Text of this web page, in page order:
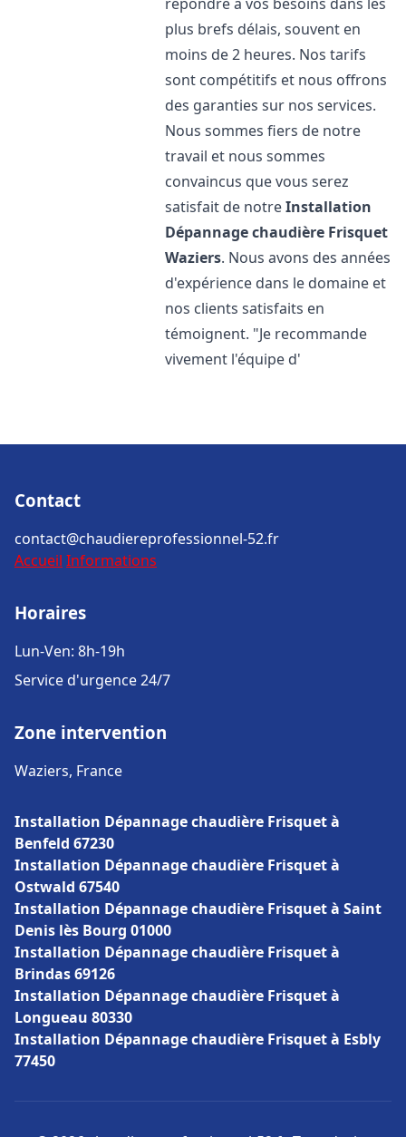
plus brefs délais, souvent en
moins de 2 heures. Nos tarifs
sont compétitifs et nous offrons
des garanties sur nos services.
Nous sommes fiers de notre
travail et nous sommes
convaincus que vous serez
satisfait de notreInstallation
Dépannage chaudière Frisquet
Waziers. Nous avons des années
d'expérience dans le domaine et
nos clients satisfaits en
témoignent. "Je recommande
vivement l'équipe d'
Contact
contact@chaudiereprofessionnel-52.fr
Accueil Informations
Horaires
Lun-Ven: 8h-19h
Service d'urgence 24/7
Zone intervention
Waziers, France
Installation Dépannage chaudière Frisquet à
Benfeld 67230
Installation Dépannage chaudière Frisquet à
Ostwald 67540
Installation Dépannage chaudière Frisquet à Saint
Denis lès Bourg 01000
Installation Dépannage chaudière Frisquet à
Brindas 69126
Installation Dépannage chaudière Frisquet à
Longueau 80330
Installation Dépannage chaudière Frisquet à Esbly
77450